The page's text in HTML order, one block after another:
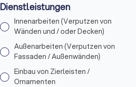
Dienstleistungen
Innenarbeiten (Verputzen von
Wänden und / oder Decken)
Außenarbeiten (Verputzen von
Fassaden / Außenwänden)
Einbau von Zierleisten /
Ornamenten